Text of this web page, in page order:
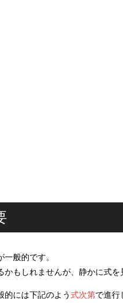
般的です。
もしれませんが、静かに式を
的には下記のよう式次第で進行